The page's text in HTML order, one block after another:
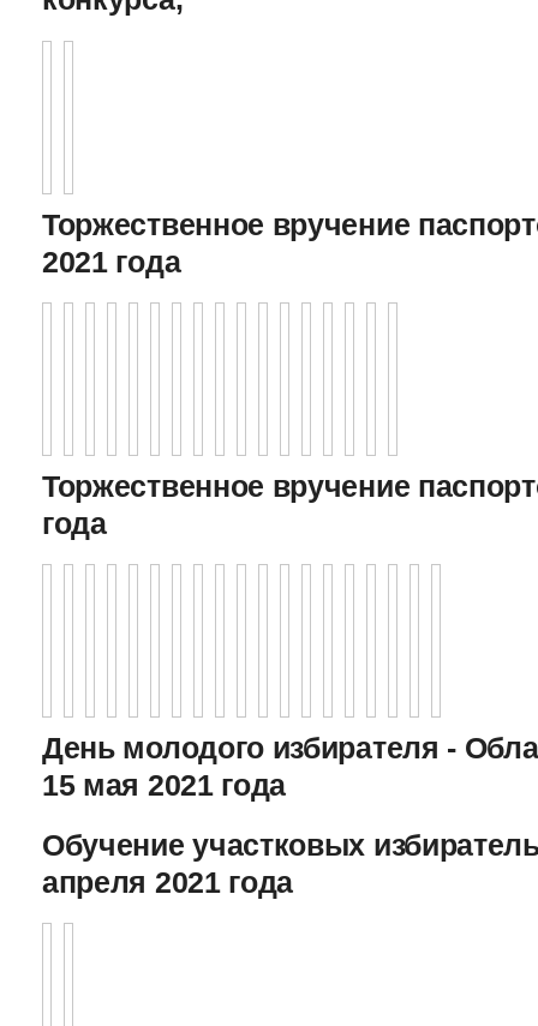
Торжественное вручение
2021 года
Торжественное вручение
года
День молодого избирателя -
15 мая 2021 года
Обучение участковых
апреля 2021 года